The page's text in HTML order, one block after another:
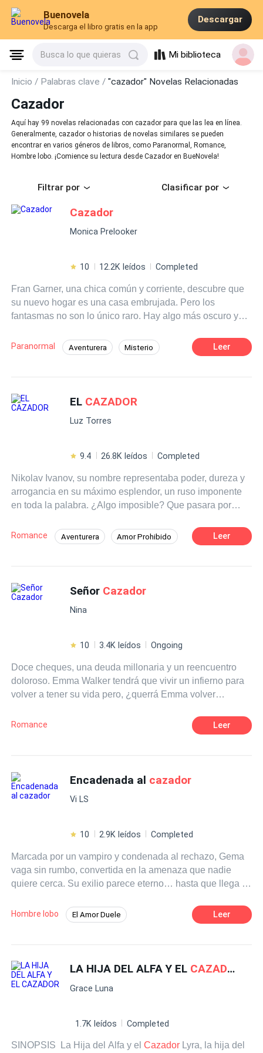
Buenovela
Descarga el libro gratis en la app
Descargar
Busca lo que quieras Mi biblioteca
Inicio / Palabras clave /"cazador" Novelas Relacionadas
Cazador
Aquí hay 99 novelas relacionadas con cazador para que las lea en línea.
Generalmente, cazador o historias de novelas similares se pueden
encontrar en varios géneros de libros, como Paranormal, Romance,
Hombre lobo. ¡Comience su lectura desde Cazador en BueNovela!
Filtrar por Clasificar por
Cazador
Monica Prelooker
10 12.2K leídos Completed
Fran Garner, una chica común y corriente, descubre que
su nuevo hogar es una casa embrujada. Pero los
fantasmas no son lo único raro. Hay algo más oscuro y
el rey de loscazadores de fantasmas, el famoso Brandon
Price. El problema es que es la última persona a quien
esfuerzos para solucionar este problema. Y después.
Especialmente después.
Paranormal Aventurera Misterio Leer
EL CAZADOR
Luz Torres
9.4 26.8K leídos Completed
Nikolav Ivanov, su nombre representaba poder, dureza y
arrogancia en su máximo esplendor, un ruso imponente
en toda la palabra. ¿Algo imposible? Que pasara por
la población femenina y gran parte de la población
masculina también. Era un hombre arrebatadoramente
que ese hombre representaba, pero…entre más
prohibido era estar con él, más excitante resultaba
nuestros encuentros. Él era el
Romance Aventurera Amor Prohibido
Amor de casados Heredero / Heredera
Leer
Señor Cazador
Nina
10 3.4K leídos Ongoing
Doce cheques, una deuda millonaria y un reencuentro
doloroso. Emma Walker tendrá que vivir un infierno para
volver a tener su vida pero, ¿querrá Emma volver
Romance Leer
Encadenada al cazador
Vi LS
10 2.9K leídos Completed
Marcada por un vampiro y condenada al rechazo, Gema
vaga sin rumbo, convertida en la amenaza que nadie
quiere cerca. Su exilio parece eterno… hasta que llega al
donde la oscuridad gobierna y nada es lo que parece.
cazadores, cambiaformas y vampiros, Gema
tanto como la necesita.
Hombre lobo El Amor Duele
Rechazo De Odio al Amor
Leer
LA HIJA DEL ALFA Y EL CAZADOR
Grace Luna
1.7K leídos Completed
SINOPSIS La Hija del Alfa y elCazador